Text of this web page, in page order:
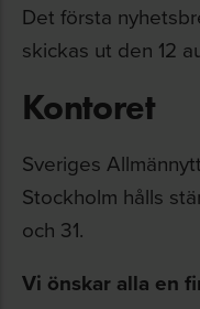
Det första
skickas ut den 12
Kontoret
Sveriges
Stockholm hålls
och 31.
Vi önskar alla en